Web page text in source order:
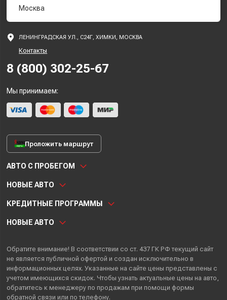
Москва
ЛЕНИНГРАДСКАЯ УЛ., С24Г, ХИМКИ, МОСКВА
Контакты
8 (800) 302-25-67
Мы принимаем:
Проложить маршрут
АВТО С ПРОБЕГОМ
НОВЫЕ АВТО
КРЕДИТНЫЕ ПРОГРАММЫ
НОВЫЕ АВТО
Обратите внимание! В соответствии со ст. 437 ГК РФ текущий сайт
не является публичной офертой и создан исключительно в
информационных целях. Указанные на сайте цены представлены с
учетом имеющихся скидок. Чтобы узнать актуальные цены на авто,
обратитесь к менеджеру по продажам при помощи формы
обратной связи или по телефону.